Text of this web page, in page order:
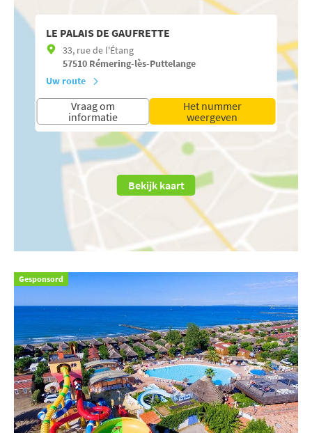
LE PALAIS DE GAUFRETTE
33, rue de l'Étang
57510 Rémering-lès-Puttelange
Uw route
Vraag om
informatie
Het nummer
weergeven
Bekijk kaart
Gesponsord